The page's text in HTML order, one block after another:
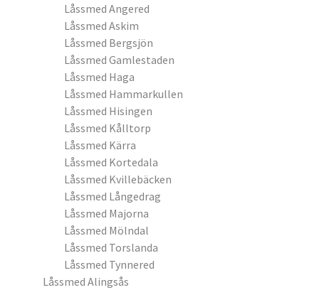
Låssmed Angered
Låssmed Askim
Låssmed Bergsjön
Låssmed Gamlestaden
Låssmed Haga
Låssmed Hammarkullen
Låssmed Hisingen
Låssmed Kålltorp
Låssmed Kärra
Låssmed Kortedala
Låssmed Kvillebäcken
Låssmed Långedrag
Låssmed Majorna
Låssmed Mölndal
Låssmed Torslanda
Låssmed Tynnered
Låssmed Alingsås